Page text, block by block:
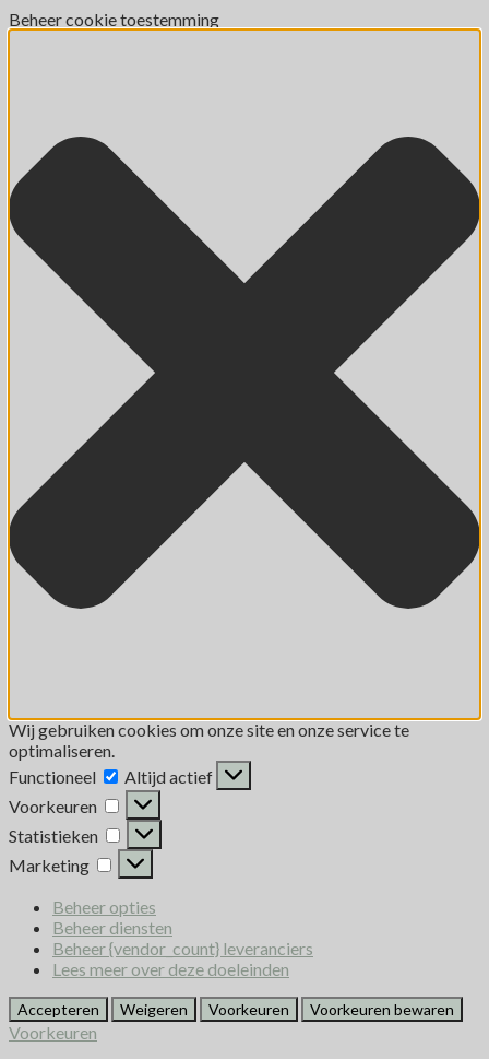
Beheer cookie toestemming
Wij gebruiken cookies om onze site en onze service te
optimaliseren.
Functioneel
Altijd actief
Voorkeuren
Statistieken
Marketing
Beheer opties
Beheer diensten
Beheer {vendor_count} leveranciers
Lees meer over deze doeleinden
Accepteren Weigeren Voorkeuren Voorkeuren bewaren
Voorkeuren